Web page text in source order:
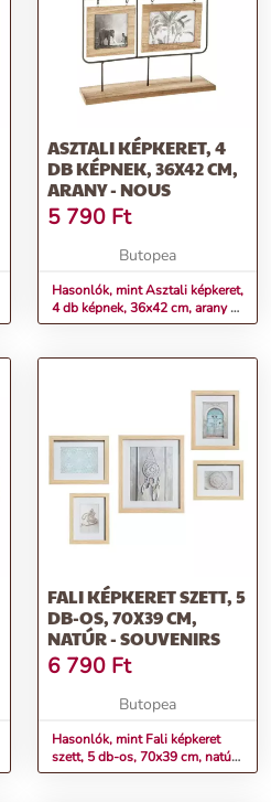
ASZTALI KÉPKERET, 4
DB KÉPNEK, 36X42 CM,
ARANY - NOUS
5 790 Ft
Butopea
Hasonlók, mint Asztali képkeret,
4 db képnek, 36x42 cm, arany -
NOUS
FALI KÉPKERET SZETT, 5
DB-OS, 70X39 CM,
NATÚR - SOUVENIRS
6 790 Ft
Butopea
Hasonlók, mint Fali képkeret
szett, 5 db-os, 70x39 cm, natúr
- SOUVENIRS